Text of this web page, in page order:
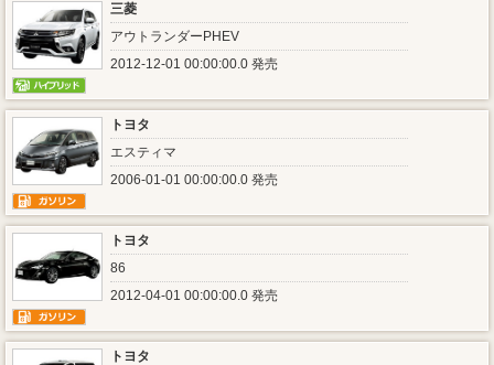
三菱
アウトランダーPHEV
2012-12-01 00:00:00.0 発売
トヨタ
エスティマ
2006-01-01 00:00:00.0 発売
トヨタ
86
2012-04-01 00:00:00.0 発売
トヨタ